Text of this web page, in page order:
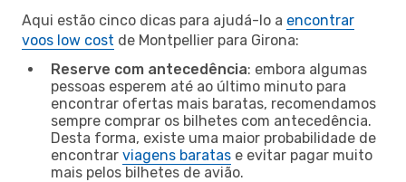
Aqui estão cinco dicas para ajudá-lo a encontrar
voos low cost de Montpellier para Girona:
Reserve com antecedência: embora algumas
pessoas esperem até ao último minuto para
encontrar ofertas mais baratas, recomendamos
sempre comprar os bilhetes com antecedência.
Desta forma, existe uma maior probabilidade de
encontrar viagens baratas e evitar pagar muito
mais pelos bilhetes de avião.